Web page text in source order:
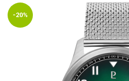
-20%